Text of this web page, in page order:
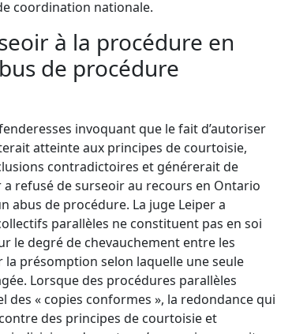
coordination nationale.
à la procédure en
de procédure
invoquant que le fait d’autoriser
atteinte aux principes de courtoisie,
contradictoires et générerait de
a refusé de surseoir au recours en Ontario
abus de procédure. La juge Leiper a
parallèles ne constituent pas en soi
le degré de chevauchement entre les
présomption selon laquelle une seule
Lorsque des procédures parallèles
des « copies conformes », la redondance qui
des principes de courtoisie et